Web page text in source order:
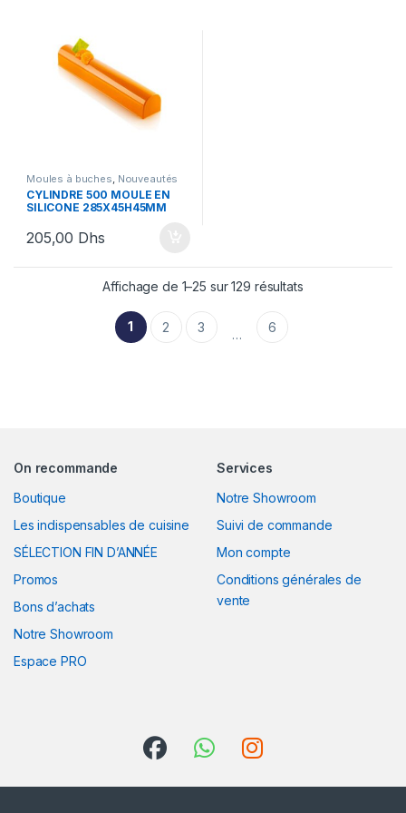
Moules à buches Nouveautés
SIlikomart,Silikomart
CYLINDRE 500 MOULE EN
SILICONE 285X45H45MM
205,00 Dhs
Affichage de 1–25 sur 129 résultats
1 2 3 … 6
On recommande
Boutique
Les indispensables de cuisine
SÉLECTION FIN D’ANNÉE
Promos
Bons d’achats
Notre Showroom
Espace PRO
Services
Notre Showroom
Suivi de commande
Mon compte
Conditions générales de
vente